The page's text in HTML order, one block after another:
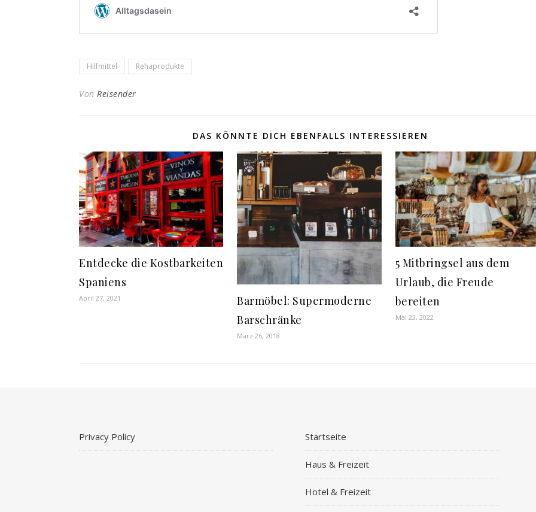
Hilfmittel Rehaprodukte
Von Reisender
DAS KÖNNTE DICH EBENFALLS INTERESSIEREN
Entdecke die Kostbarkeiten
Spaniens
April 27, 2021
Barmöbel: Supermoderne
Barschränke
März 26, 2018
5 Mitbringsel aus dem
Urlaub, die Freude
bereiten
Mai 23, 2022
Privacy Policy Startseite
Haus & Freizeit
Hotel & Freizeit